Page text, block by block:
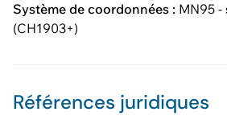
Système de coordonnées : MN95 -
(CH1903+)
Références juridiques